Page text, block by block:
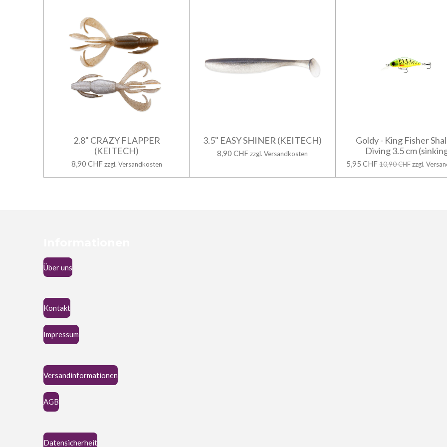
2.8" CRAZY FLAPPER
(KEITECH)
8,90 CHF zzgl. Versandkosten
3.5" EASY SHINER (KEITECH)
8,90 CHFzzgl. Versandkosten
Goldy - King Fisher
Diving 3.5 cm
5,95 CHF10,90 CHFzzgl.
Über uns
Kontakt
Impressum
Versandinformationen
AGB
Datensicherheit